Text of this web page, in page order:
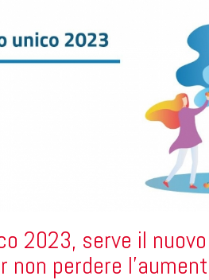
2023, serve il
non perdere